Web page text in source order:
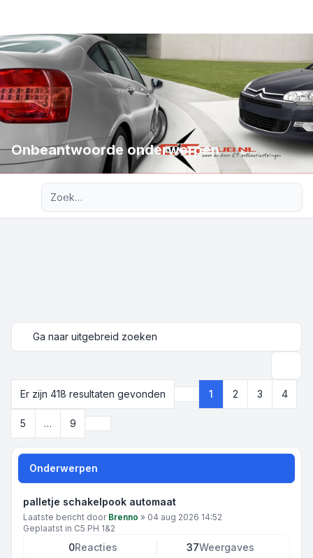
Onbeantwoorde onderwerpen
Ga naar uitgebreid zoeken
Er zijn 418 resultaten gevonden
Pagina van
1 2 3 4
5 … 9
Onderwerpen
palletje schakelpook automaat
Laatste bericht door Brenno » 04 aug 2026 14:52
Geplaatst in C5 PH 1&2
0Reacties 37Weergaves